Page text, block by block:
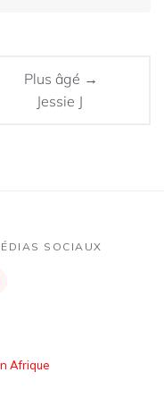
Plus âgé →
Jessie J
SOCIAUX
Afrique